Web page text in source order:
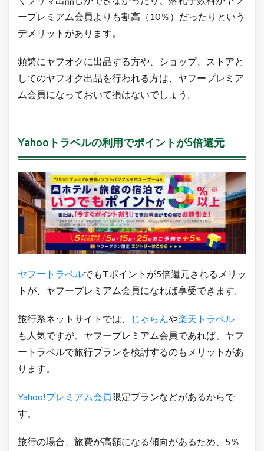
ープレミアム会員よりも割高（10％）だったりという
デメリットがあります。
頻繁にヤフオクに出品する方や、ショップ、ストアと
してのヤフオク出品を行われる方は、ヤフープレミア
ム会員になっておいて損はないでしょう。
Yahooトラベルの利用でポイントが5倍還元
ヤフートラベルでもTポイントが5倍還元されるメリッ
トが、ヤフープレミアム会員になれば享受できます。
旅行系ネットサイトでは、 じゃらん や楽天トラベル
も人気ですが、ヤフープレミアム会員であれば、ヤフ
ートラベルで旅行プランを検討するのもメリットがあ
ります。
Yahoo!プレミアム会員限定プランなどがあるからで
す。
旅行の場合、旅費が高額になる傾向があるため、5％